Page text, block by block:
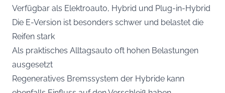
Verfügbar als Elektroauto, Hybrid und Plug-in-Hybrid
Die E-Version ist besonders schwer und belastet die
Reifen stark
Als praktisches Alltagsauto oft hohen Belastungen
ausgesetzt
Regeneratives Bremssystem der Hybride kann